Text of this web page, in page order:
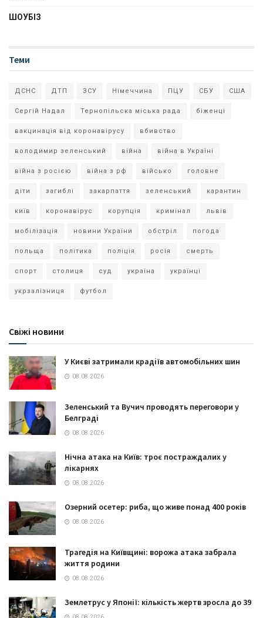
ШОУБІЗ
Теми
ДСНС ДТП ЗСУ Німеччина ПЦУ СБУ США
Сергій Надал Тернопільска міська рада біженці
вакцинація від коронавірусу вбивство
володимир зеленський війна війна в Україні
війна з росією війна з рф військо головне
діти загиблі закарпаття зеленський карантин
київ коронавірус корупція кримінал львів
мобілізація новини України обстріл погода
польща політика поліція росія смерть
спорт столиця суд україна українці
укрзалізниця футбол
Свіжі новини
У Києві затримали крадіїв автомобільних шин
08.08.2026
Зеленський та Вучич проводять переговори у
Белграді
08.08.2026
Нічна атака на Київ: троє постраждалих у
лікарнях
08.08.2026
Озерний осетер: риба, що живе понад 400 років
08.08.2026
Трагедія на Київщині: ворожа атака забрала
життя родини
08.08.2026
Землетрус у Японії: кількість жертв зросла до 39